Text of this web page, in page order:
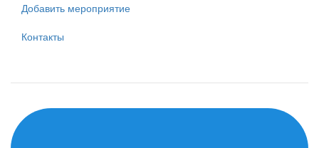
Добавить мероприятие
Контакты